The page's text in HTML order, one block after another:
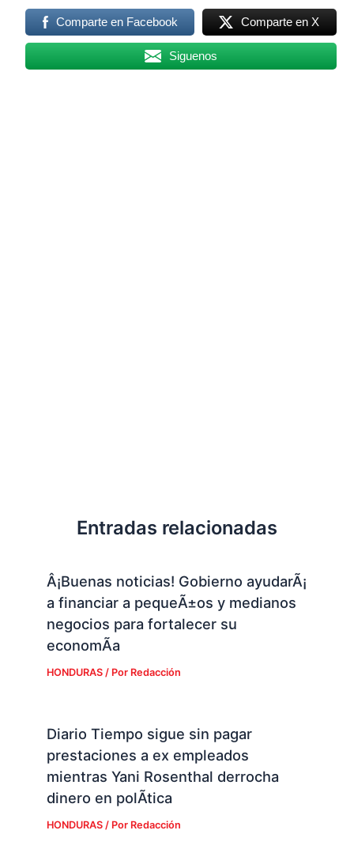
Comparte en Facebook Comparte en X
Siguenos
Entradas relacionadas
Â¡Buenas noticias! Gobierno ayudarÃ¡
a financiar a pequeÃ±os y medianos
negocios para fortalecer su
economÃ­a
HONDURAS/ Por Redacción
Diario Tiempo sigue sin pagar
prestaciones a ex empleados
mientras Yani Rosenthal derrocha
dinero en polÃ­tica
HONDURAS/ Por Redacción